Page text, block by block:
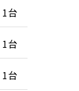
1台
1台
1台